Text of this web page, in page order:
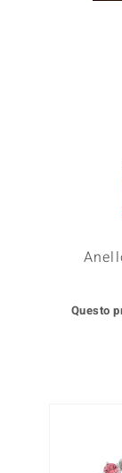
Questo